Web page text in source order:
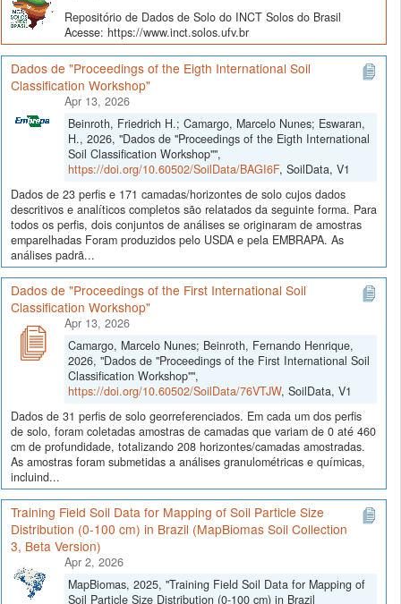
Repositório de Dados de Solo do INCT Solos do Brasil
Acesse: https://www.inct.solos.ufv.br
Dados de "Proceedings of the Eigth International Soil
Classification Workshop"
Apr 13, 2026
Beinroth, Friedrich H.; Camargo, Marcelo Nunes; Eswaran,
H., 2026, "Dados de "Proceedings of the Eigth International
Soil Classification Workshop"",
https://doi.org/10.60502/SoilData/BAGI6F, SoilData, V1
Dados de 23 perfis e 171 camadas/horizontes de solo cujos dados
descritivos e analíticos completos são relatados da seguinte forma. Para
todos os perfis, dois conjuntos de análises se originaram de amostras
emparelhadas Foram produzidos pelo USDA e pela EMBRAPA. As
análises padrã...
Dados de "Proceedings of the First International Soil
Classification Workshop"
Apr 13, 2026
Camargo, Marcelo Nunes; Beinroth, Fernando Henrique,
2026, "Dados de "Proceedings of the First International Soil
Classification Workshop"",
https://doi.org/10.60502/SoilData/76VTJW, SoilData, V1
Dados de 31 perfis de solo georreferenciados. Em cada um dos perfis
de solo, foram coletadas amostras de camadas que variam de 0 até 460
cm de profundidade, totalizando 208 horizontes/camadas amostradas.
As amostras foram submetidas a análises granulométricas e químicas,
incluind...
Training Field Soil Data for Mapping of Soil Particle Size
Distribution (0-100 cm) in Brazil (MapBiomas Soil Collection
3, Beta Version)
Apr 2, 2026
MapBiomas, 2025, "Training Field Soil Data for Mapping of
Soil Particle Size Distribution (0-100 cm) in Brazil